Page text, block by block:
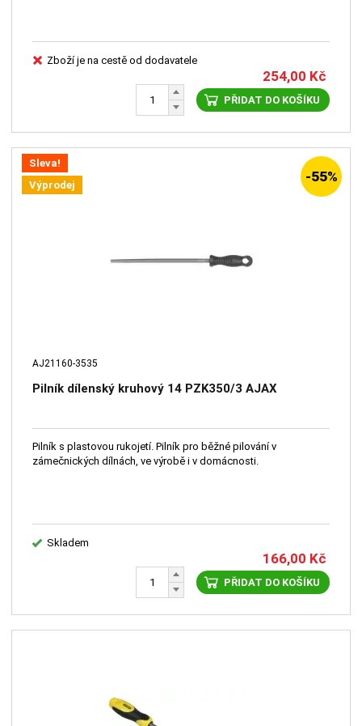
Zboží je na cestě od dodavatele
254,00 Kč
PŘIDAT DO KOŠÍKU
Sleva!
Výprodej
-55%
AJ21160-3535
Pilník dílenský kruhový 14 PZK350/3 AJAX
Pilník s plastovou rukojetí. Pilník pro běžné pilování v
zámečnických dílnách, ve výrobě i v domácnosti.
Skladem
166,00 Kč
PŘIDAT DO KOŠÍKU